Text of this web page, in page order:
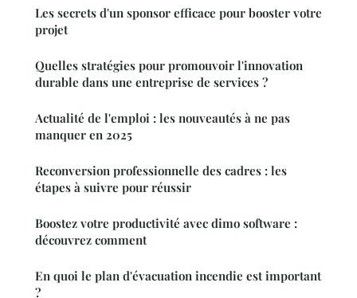
Les secrets d'un sponsor efficace pour booster votre
projet
Quelles stratégies pour promouvoir l'innovation
durable dans une entreprise de services ?
Actualité de l'emploi : les nouveautés à ne pas
manquer en 2025
Reconversion professionnelle des cadres : les
étapes à suivre pour réussir
Boostez votre productivité avec dimo software :
découvrez comment
En quoi le plan d'évacuation incendie est important
?